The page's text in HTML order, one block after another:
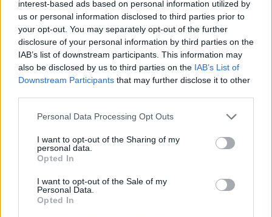
interest-based ads based on personal information utilized by
us or personal information disclosed to third parties prior to
your opt-out. You may separately opt-out of the further
disclosure of your personal information by third parties on the
IAB’s list of downstream participants. This information may
also be disclosed by us to third parties on the IAB’s List of
Downstream Participants that may further disclose it to other
Please note that this website/app uses one or more Google
not limited to your visit or usage behaviour. You may click to
grant or deny consent to Google and its third-party tags to
use your data for below specified purposes in below Google
consent section.
Personal Data Processing Opt Outs
I want to opt-out of the Sharing of my
personal data.
Opted In
I want to opt-out of the Sale of my
Personal Data.
Opted In